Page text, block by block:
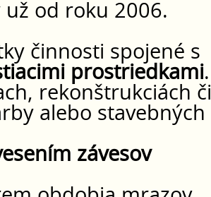
od roku 2006.
činnosti spojené s
prostriedkami.
rekonštrukciách či
alebo stavebných
závesov